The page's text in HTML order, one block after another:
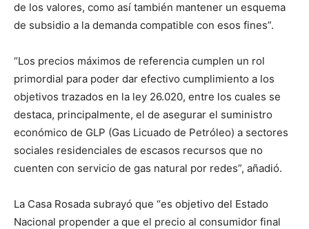
de los valores, como así también mantener un esquema
de subsidio a la demanda compatible con esos fines”.
“Los precios máximos de referencia cumplen un rol
primordial para poder dar efectivo cumplimiento a los
objetivos trazados en la ley 26.020, entre los cuales se
destaca, principalmente, el de asegurar el suministro
económico de GLP (Gas Licuado de Petróleo) a sectores
sociales residenciales de escasos recursos que no
cuenten con servicio de gas natural por redes”, añadió.
La Casa Rosada subrayó que “es objetivo del Estado
Nacional propender a que el precio al consumidor final